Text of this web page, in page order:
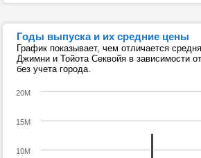
Годы выпуска и их средние цены
График показывает, чем отличается
Джимни и Тойота Секвойя в зависимости
без учета города.
10M
15M
20M